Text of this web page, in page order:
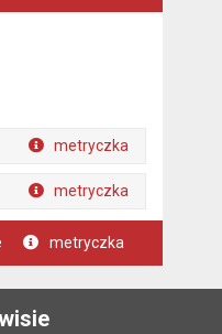
metryczka
metryczka
metryczka